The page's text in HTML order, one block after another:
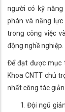
người có kỹ
phán và năng
trong công việc
động nghề nghiệp.
Để đạt được mục
Khoa CNTT chú
nhất công tác
Đội ngũ